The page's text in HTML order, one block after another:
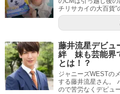
チリサカイの大百貨
藤井流星デビュ
絆 妹も芸能界
とは！？
ジャニーズWESTの
する藤井流星さん。
ので苦労なくデビュ